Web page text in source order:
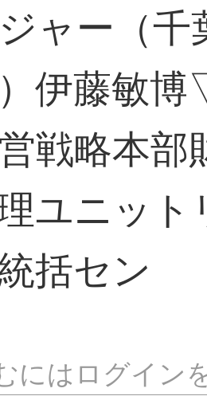
ャー（
伊藤敏
戦略本
ユニッ
括セン
にはログイン